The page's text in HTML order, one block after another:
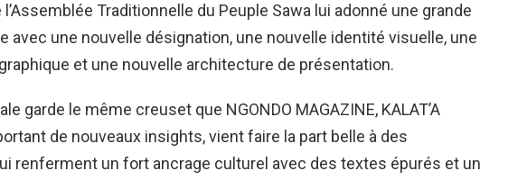
Traditionnelle du Peuple Sawa lui adonné une grande
avec une nouvelle désignation, une nouvelle identité visuelle, une
et une nouvelle architecture de présentation.
garde le même creuset que NGONDO MAGAZINE, KALAT’A
de nouveaux insights, vient faire la part belle à des
renferment un fort ancrage culturel avec des textes épurés et un